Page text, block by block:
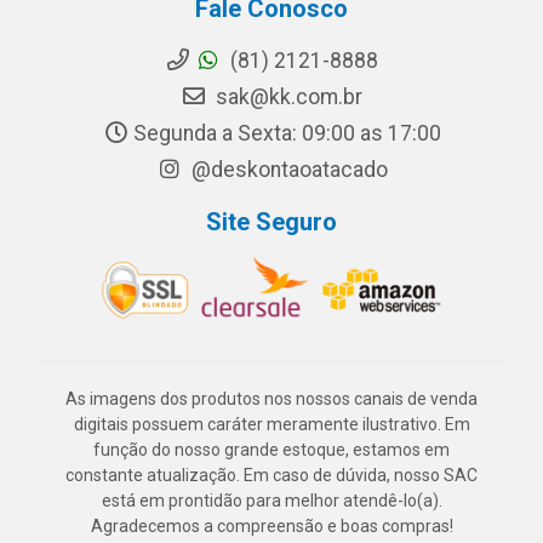
Fale Conosco
(81) 2121-8888
sak@kk.com.br
Segunda a Sexta: 09:00 as 17:00
@deskontaoatacado
Site Seguro
As imagens dos produtos nos nossos canais de venda
digitais possuem caráter meramente ilustrativo. Em
função do nosso grande estoque, estamos em
constante atualização. Em caso de dúvida, nosso SAC
está em prontidão para melhor atendê-lo(a).
Agradecemos a compreensão e boas compras!